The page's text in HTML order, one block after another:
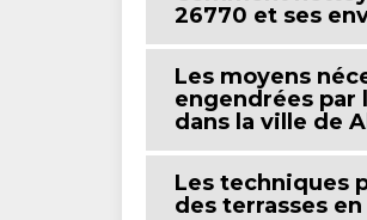
26770 et ses
Les moyens
engendrées par
dans la ville de
Les techniques
des terrasses